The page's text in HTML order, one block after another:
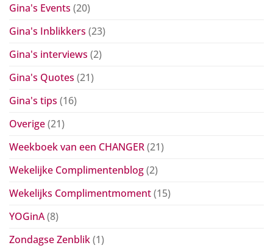
Gina's Events (20)
Gina's Inblikkers (23)
Gina's interviews (2)
Gina's Quotes (21)
Gina's tips (16)
Overige(21)
Weekboek van een CHANGER(21)
Wekelijke Complimentenblog(2)
Wekelijks Complimentmoment(15)
YOGinA(8)
Zondagse Zenblik(1)